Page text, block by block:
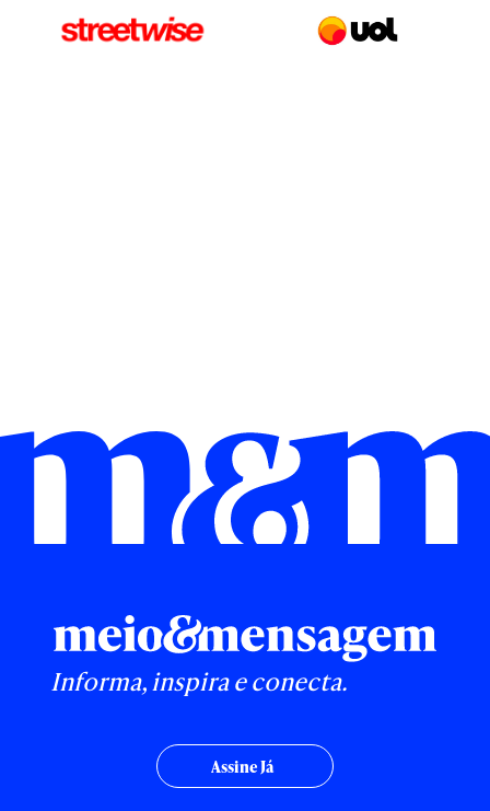
Informa, inspira e conecta.
Assine Já